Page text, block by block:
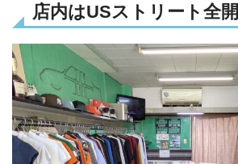
店内はUSストリート全開